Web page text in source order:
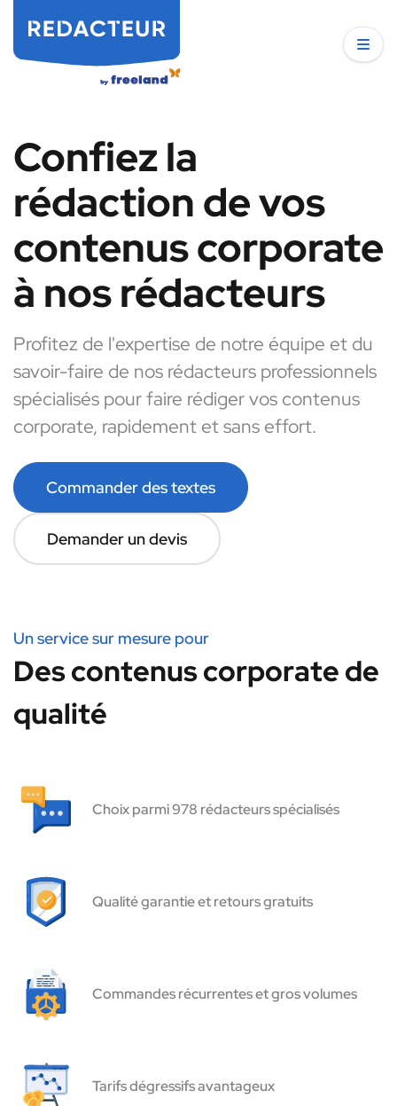
Confiez la
rédaction de vos
contenus corporate
à nos rédacteurs
Profitez de l'expertise de notre équipe et du
savoir-faire de nos rédacteurs professionnels
spécialisés pour faire rédiger vos contenus
corporate, rapidement et sans effort.
Commander des textes
Demander un devis
Un service sur mesure pour
Des contenus corporate de
qualité
Choix parmi 978 rédacteurs spécialisés
Qualité garantie et retours gratuits
Commandes récurrentes et gros volumes
Tarifs dégressifs avantageux